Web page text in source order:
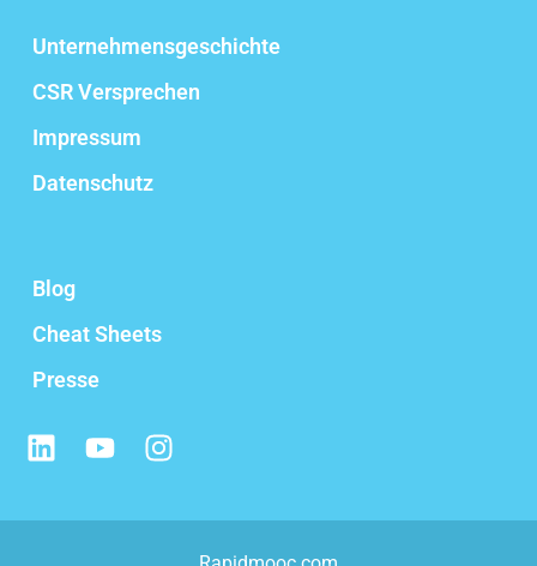
Unternehmensgeschichte
CSR Versprechen
Impressum
Datenschutz
Blog
Cheat Sheets
Presse